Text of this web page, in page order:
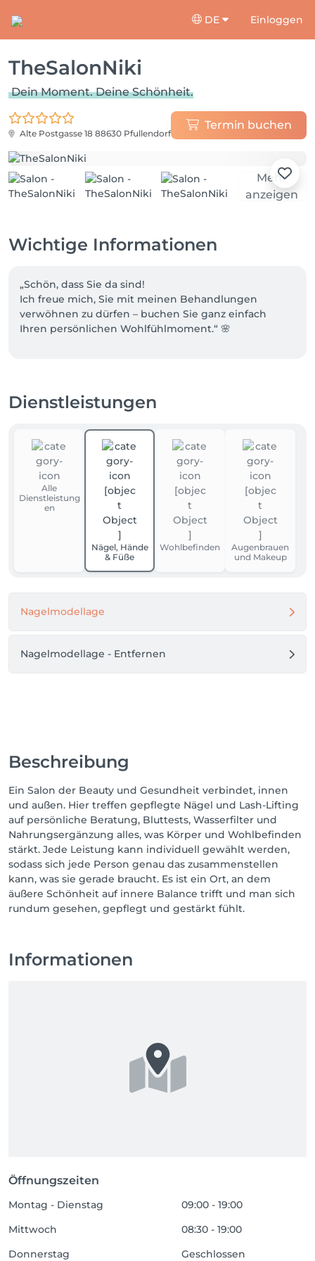
DE Einloggen
TheSalonNiki
Dein Moment. Deine Schönheit.
Alte Postgasse 18 88630 Pfullendorf
Termin buchen
Mehr
anzeigen
Wichtige Informationen
„Schön, dass Sie da sind!
Ich freue mich, Sie mit meinen Behandlungen
verwöhnen zu dürfen – buchen Sie ganz einfach
Ihren persönlichen Wohlfühlmoment.“ 🌸
Dienstleistungen
Alle
Dienstleistung
en
Nägel, Hände
& Füße
Wohlbefinden
Augenbrauen
und Makeup
Nagelmodellage
Nagelmodellage - Entfernen
Beschreibung
Ein Salon der Beauty und Gesundheit verbindet, innen
und außen. Hier treffen gepflegte Nägel und Lash-Lifting
auf persönliche Beratung, Bluttests, Wasserfilter und
Nahrungsergänzung alles, was Körper und Wohlbefinden
stärkt. Jede Leistung kann individuell gewählt werden,
sodass sich jede Person genau das zusammenstellen
kann, was sie gerade braucht. Es ist ein Ort, an dem
äußere Schönheit auf innere Balance trifft und man sich
rundum gesehen, gepflegt und gestärkt fühlt.
Informationen
Öffnungszeiten
Montag - Dienstag
09:00 - 19:00
Mittwoch
08:30 - 19:00
Donnerstag
Geschlossen